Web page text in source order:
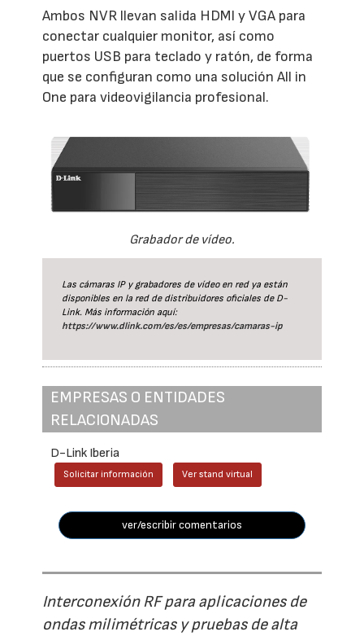
Ambos NVR llevan salida HDMI y VGA para
conectar cualquier monitor, así como
puertos USB para teclado y ratón, de forma
que se configuran como una solución All in
One para videovigilancia profesional.
Grabador de vídeo.
Las cámaras IP y grabadores de vídeo en red ya están
disponibles en la red de distribuidores oficiales de D-
Link. Más información aquí:
https://www.dlink.com/es/es/empresas/camaras-ip
EMPRESAS O ENTIDADES
RELACIONADAS
D-Link Iberia
Solicitar información Ver stand virtual
ver/escribir comentarios
Interconexión RF para aplicaciones de
ondas milimétricas y pruebas de alta